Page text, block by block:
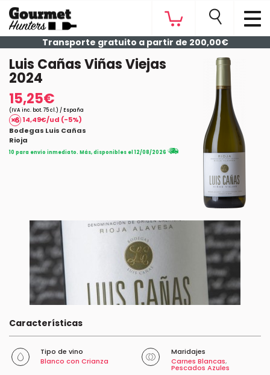
Transporte gratuito a partir de 200,00€
Luis Cañas Viñas Viejas
2024
15,25€
(IVA inc. bot. 75 cl.) / España
14,49€/ud (-5%)
Bodegas Luis Cañas
Rioja
10 para envío inmediato. Más, disponibles el 12/08/2026
Características
Tipo de vino
Blanco con Crianza
Maridajes
Carnes Blancas,
Pescados Azules